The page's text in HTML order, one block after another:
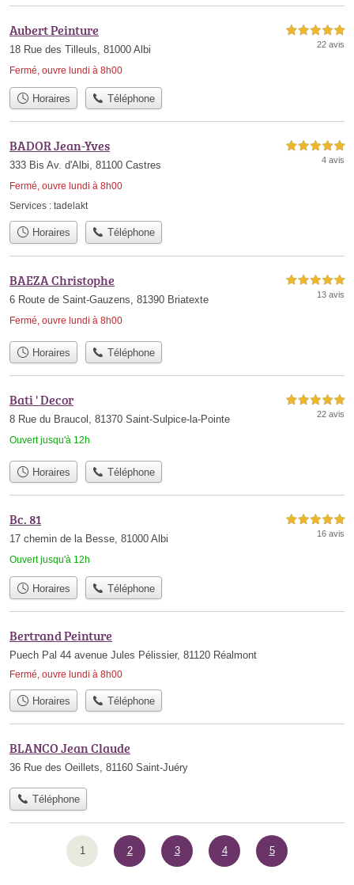
Aubert Peinture
18 Rue des Tilleuls, 81000 Albi
Fermé, ouvre lundi à 8h00
5,0 étoiles sur 5
22 avis
Horaires Téléphone
BADOR Jean-Yves
333 Bis Av. d'Albi, 81100 Castres
Fermé, ouvre lundi à 8h00
5,0 étoiles sur 5
4 avis
Services : tadelakt
Horaires Téléphone
BAEZA Christophe
6 Route de Saint-Gauzens, 81390 Briatexte
Fermé, ouvre lundi à 8h00
5,0 étoiles sur 5
13 avis
Horaires Téléphone
Bati ' Decor
8 Rue du Braucol, 81370 Saint-Sulpice-la-Pointe
Ouvert jusqu'à 12h
5,0 étoiles sur 5
22 avis
Horaires Téléphone
Bc. 81
17 chemin de la Besse, 81000 Albi
Ouvert jusqu'à 12h
5,0 étoiles sur 5
16 avis
Horaires Téléphone
Bertrand Peinture
Puech Pal 44 avenue Jules Pélissier, 81120 Réalmont
Fermé, ouvre lundi à 8h00
Horaires Téléphone
BLANCO Jean Claude
36 Rue des Oeillets, 81160 Saint-Juéry
Téléphone
1 2 3 4 5